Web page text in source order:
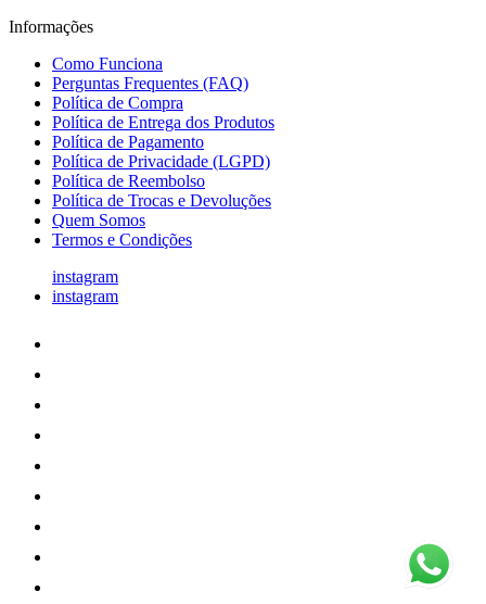
Informações
Como Funciona
Perguntas Frequentes (FAQ)
Política de Compra
Política de Entrega dos Produtos
Política de Pagamento
Política de Privacidade (LGPD)
Política de Reembolso
Política de Trocas e Devoluções
Quem Somos
Termos e Condições
instagram
instagram